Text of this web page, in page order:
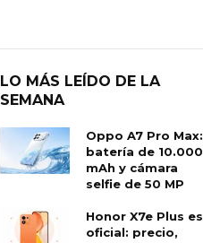
LO MÁS LEÍDO DE LA
SEMANA
Oppo A7 Pro Max:
batería de 10.000
mAh y cámara
selfie de 50 MP
Honor X7e Plus es
oficial: precio,